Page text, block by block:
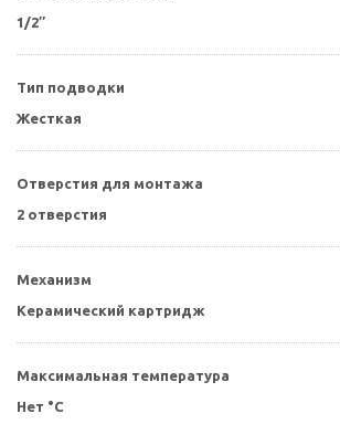
1/2″
Тип подводки
Жесткая
Отверстия для монтажа
2 отверстия
Механизм
Керамический картридж
Максимальная температура
Нет °C